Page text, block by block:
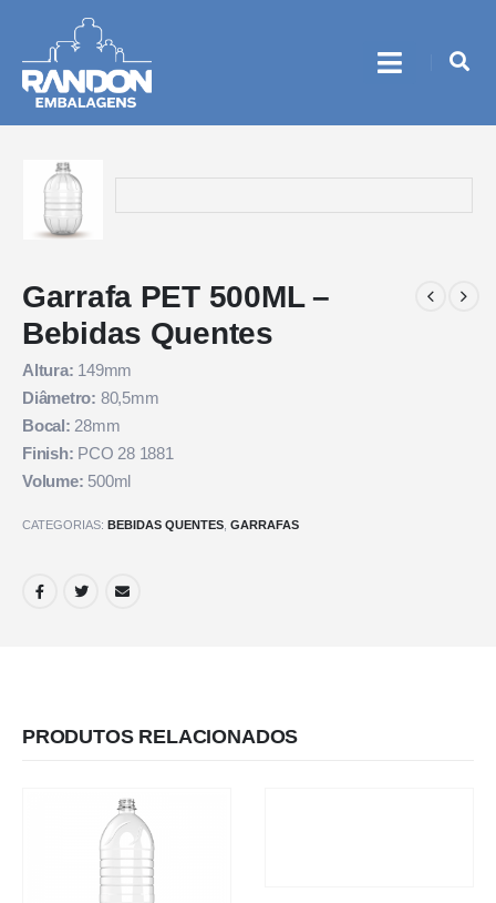
Garrafa PET 500ML –
Bebidas Quentes
Altura: 149mm
Diâmetro: 80,5mm
Bocal: 28mm
Finish: PCO 28 1881
Volume: 500ml
CATEGORIAS: BEBIDAS QUENTES GARRAFAS
PRODUTOS RELACIONADOS